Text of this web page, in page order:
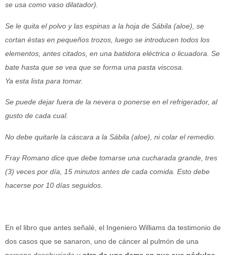
se usa como vaso dilatador).
Se le quita el polvo y las espinas a la hoja de Sábila (aloe), se
cortan éstas en pequeños trozos, luego se introducen todos los
elementos, antes citados, en una batidora eléctrica o licuadora. Se
bate hasta que se vea que se forma una pasta viscosa.
Ya esta lista para tomar.
Se puede dejar fuera de la nevera o ponerse en el refrigerador, al
gusto de cada cual.
No debe quitarle la cáscara a la Sábila (aloe), ni colar el remedio.
Fray Romano dice que debe tomarse una cucharada grande, tres
(3) veces por día, 15 minutos antes de cada comida. Esto debe
hacerse por 10 días seguidos.
En el libro que antes señalé, el Ingeniero Williams da testimonio de
dos casos que se sanaron, uno de cáncer al pulmón de una